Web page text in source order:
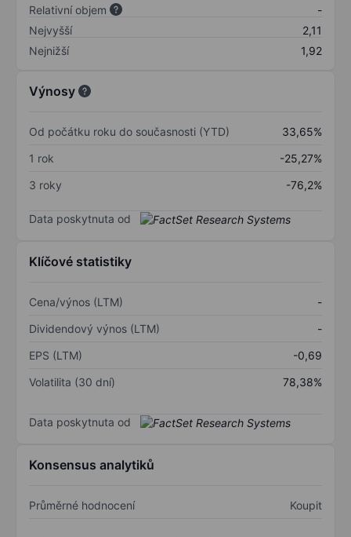
Relativní objem
-
Nejvyšší
2,11
Nejnižší
1,92
Výnosy
Od počátku roku do současnosti (YTD)
33,65%
1 rok
-25,27%
3 roky
-76,2%
Data poskytnuta od
Klíčové statistiky
Cena/výnos (LTM)
-
Dividendový výnos (LTM)
-
EPS (LTM)
-0,69
Volatilita (30 dní)
78,38%
Data poskytnuta od
Konsensus analytiků
Průměrné hodnocení Koupit